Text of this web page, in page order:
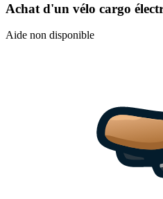
Achat d'un vélo cargo
Aide non disponible